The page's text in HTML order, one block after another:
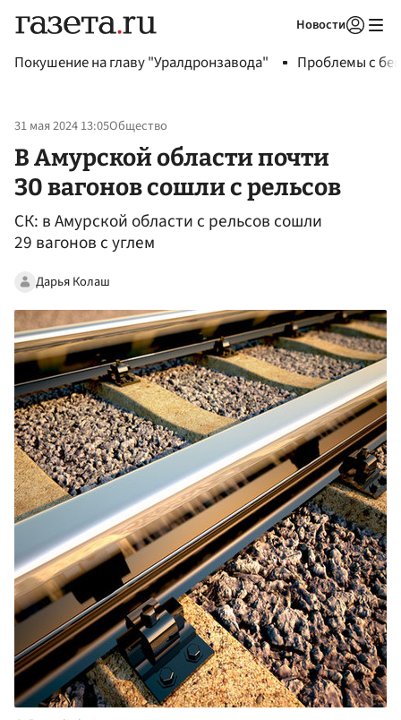
Новости
Покушение на главу "Уралдронзавода" Проблемы с
31 мая 2024 13:05Общество
В Амурской области почти
30 вагонов сошли с рельсов
СК: в Амурской области с рельсов сошли
29 вагонов с углем
Дарья Колаш